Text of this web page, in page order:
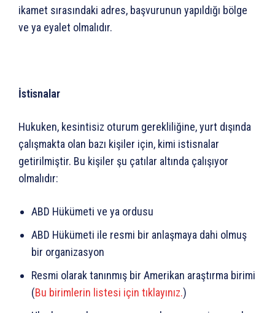
ikamet sırasındaki adres, başvurunun yapıldığı bölge
ve ya eyalet olmalıdır.
İstisnalar
Hukuken, kesintisiz oturum gerekliliğine, yurt dışında
çalışmakta olan bazı kişiler için, kimi istisnalar
getirilmiştir. Bu kişiler şu çatılar altında çalışıyor
olmalıdır:
ABD Hükümeti ve ya ordusu
ABD Hükümeti ile resmi bir anlaşmaya dahi olmuş
bir organizasyon
Resmi olarak tanınmış bir Amerikan araştırma birimi
(Bu birimlerin listesi için tıklayınız.)